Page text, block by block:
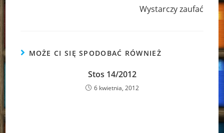
Wystarczy zaufać
MOŻE CI SIĘ SPODOBAĆ RÓWNIEŻ
Stos 14/2012
6 kwietnia, 2012